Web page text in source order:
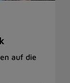
auf die